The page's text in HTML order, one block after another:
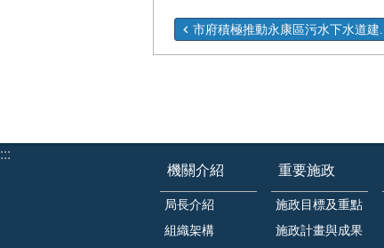
市府積極推動永康區污水下水道建...
:::
機關介紹
局長介紹
組織架構
重要施政
施政目標及重點
施政計畫與成果